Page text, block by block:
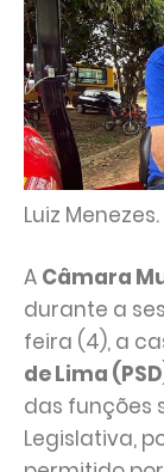
Luiz
A Câmara
durante a
feira (4), a
de Lima
das funções
Legislativa,